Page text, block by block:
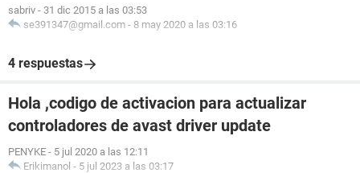
sabriv - 31 dic 2015 a las 03:53
se391347@gmail.com - 8 may 2020 a las 03:16
4 respuestas
Hola ,codigo de activacion para actualizar
controladores de avast driver update
PENYKE - 5 jul 2020 a las 12:11
Erikimanol - 5 jul 2023 a las 03:17